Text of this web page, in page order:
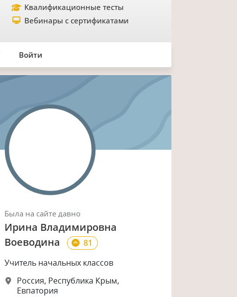
Квалификационные тесты
Вебинары с сертификатами
Войти
Была на сайте давно
Ирина Владимировна
Воеводина
81
Учитель начальных классов
Россия, Республика Крым,
Евпатория